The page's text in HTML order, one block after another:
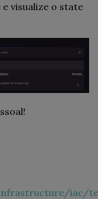
visualize o state
iac/